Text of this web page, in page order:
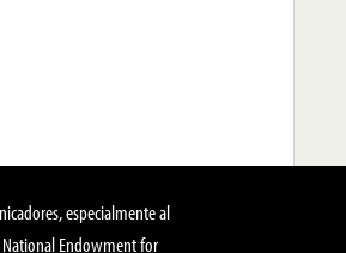
especialmente al
National Endowment for